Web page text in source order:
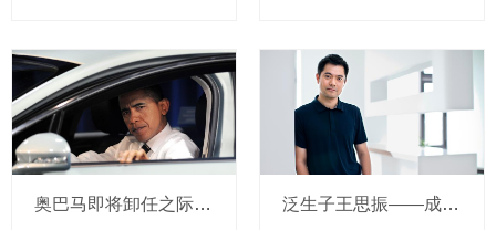
奥巴马即将卸任之际，要让无人驾驶汽车合法化？ 泛生子王思振——成立两年，融资数亿，基因检测如何帮助人类战胜癌症？